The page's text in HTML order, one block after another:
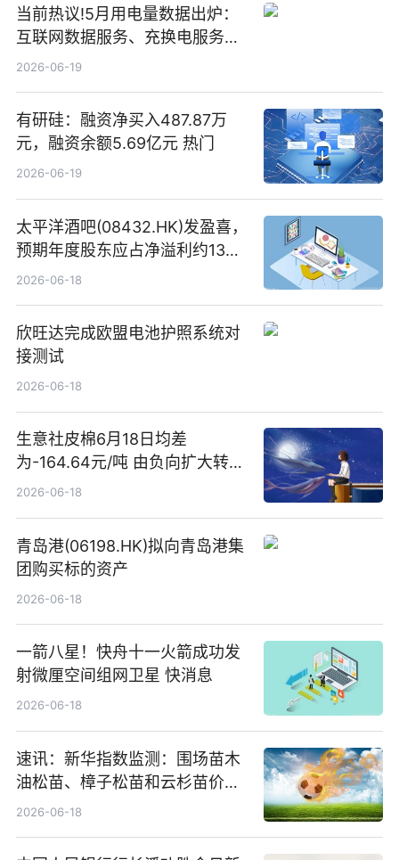
当前热议!5月用电量数据出炉：
互联网数据服务、充换电服务增
速大幅领跑
2026-06-19
有研硅：融资净买入487.87万
元，融资余额5.69亿元 热门
2026-06-19
太平洋酒吧(08432.HK)发盈喜，
预期年度股东应占净溢利约1300
万港元至1600万港元 同比扭亏
2026-06-18
欣旺达完成欧盟电池护照系统对
接测试
2026-06-18
生意社皮棉6月18日均差
为-164.64元/吨 由负向扩大转为
缩小
2026-06-18
青岛港(06198.HK)拟向青岛港集
团购买标的资产
2026-06-18
一箭八星！快舟十一火箭成功发
射微厘空间组网卫星 快消息
2026-06-18
速讯：新华指数监测：围场苗木
油松苗、樟子松苗和云杉苗价格
回调
2026-06-18